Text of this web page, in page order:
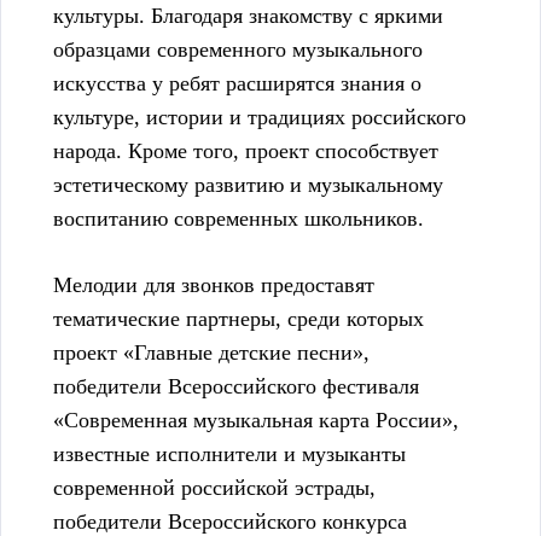
культуры. Благодаря знакомству с яркими
образцами современного музыкального
искусства у ребят расширятся знания о
культуре, истории и традициях российского
народа. Кроме того, проект способствует
эстетическому развитию и музыкальному
воспитанию современных школьников.
Мелодии для звонков предоставят
тематические партнеры, среди которых
проект «Главные детские песни»,
победители Всероссийского фестиваля
«Современная музыкальная карта России»,
известные исполнители и музыканты
современной российской эстрады,
победители Всероссийского конкурса